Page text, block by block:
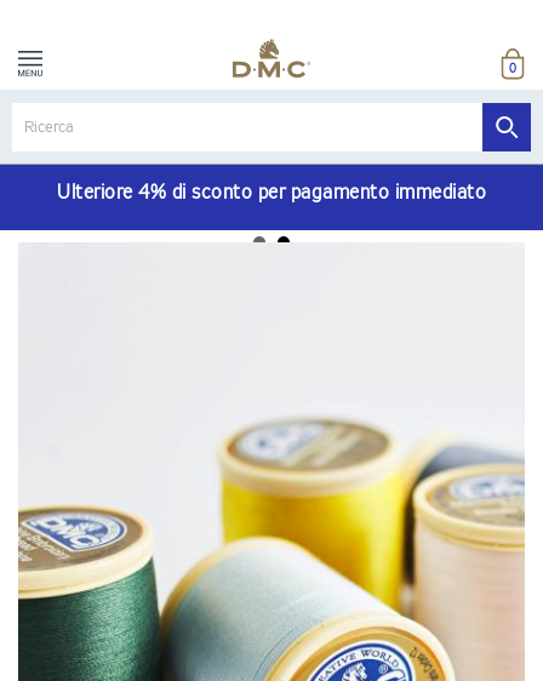
0
Ulteriore 4% di sconto per pagamento immediato